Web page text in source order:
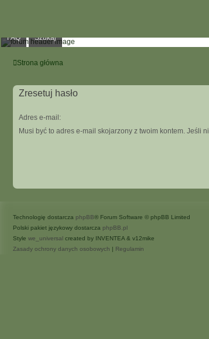
FAQ Szukaj
Strona główna
Zresetuj hasło
Adres e-mail:
Musi być to adres e-mail skojarzony z twoim kontem. Jeśli
Technologię dostarcza phpBB® Forum Software © phpBB Limited
Polski pakiet językowy dostarcza phpBB.pl
Style we_universal created by INVENTEA & v12mike
Zasady ochrony danych osobowych | Regulamin